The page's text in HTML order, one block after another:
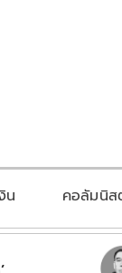
น คอลัมนิส